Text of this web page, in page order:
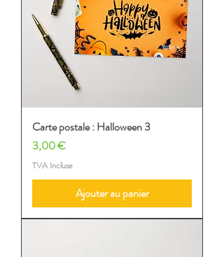
Carte postale : Halloween 3
Prix
3,00 €
TVA Incluse
Ajouter au panier